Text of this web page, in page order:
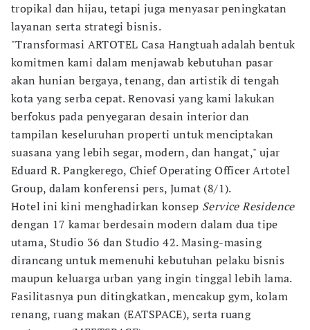
tropikal dan hijau, tetapi juga menyasar peningkatan
layanan serta strategi bisnis.
"Transformasi ARTOTEL Casa Hangtuah adalah bentuk
komitmen kami dalam menjawab kebutuhan pasar
akan hunian bergaya, tenang, dan artistik di tengah
kota yang serba cepat. Renovasi yang kami lakukan
berfokus pada penyegaran desain interior dan
tampilan keseluruhan properti untuk menciptakan
suasana yang lebih segar, modern, dan hangat," ujar
Eduard R. Pangkerego, Chief Operating Officer Artotel
Group, dalam konferensi pers, Jumat (8/1).
Hotel ini kini menghadirkan konsep Service Residence
dengan 17 kamar berdesain modern dalam dua tipe
utama, Studio 36 dan Studio 42. Masing-masing
dirancang untuk memenuhi kebutuhan pelaku bisnis
maupun keluarga urban yang ingin tinggal lebih lama.
Fasilitasnya pun ditingkatkan, mencakup gym, kolam
renang, ruang makan (EATSPACE), serta ruang